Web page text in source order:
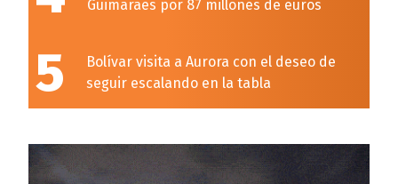
Guimaraes por 87 millones de euros
5
Bolívar visita a Aurora con el deseo de
seguir escalando en la tabla